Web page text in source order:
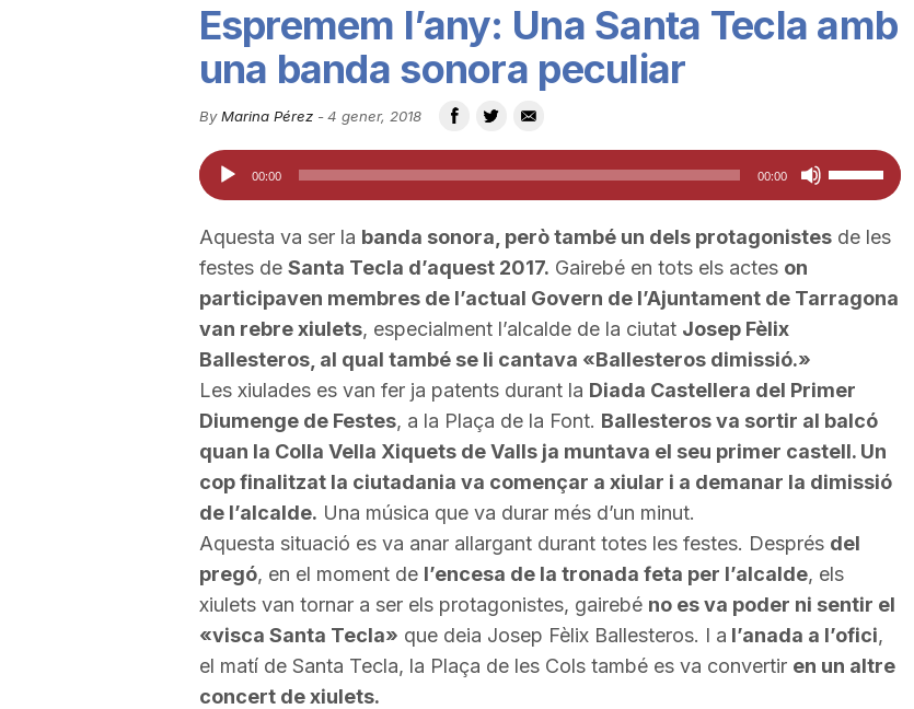
u
t
a
d
e
T
r
r
Espremem l’any: Una Santa Tecla amb
una banda sonora peculiar
By Marina Pérez- 4 gener, 2018
Reproductor
d'àudio
00:00 00:00
Feu
servir
les
de
amunt/cap
avall
per
a
o
disminuir
el
volum.
Aquesta va ser la banda sonora, però també un dels protagonistesde les
festes de Santa Tecla d’aquest 2017. Gairebé en tots els actes on
participaven membres de l’actual Govern de l’Ajuntament de Tarragona
van rebre xiulets, especialment l’alcalde de la ciutat Josep Fèlix
Ballesteros, al qual també se li cantava «Ballesterosdimissió.»
Les xiulades es van fer ja patents durant la Diada Castellera del Primer
Diumenge de Festes, a la Plaça de la Font. Ballesterosva sortir al balcó
quan la Colla Vella Xiquets de Valls ja muntava el seu primer castell. Un
cop finalitzat la ciutadania va començar a xiular i a demanar la dimissió
de l’alcalde. Una música que va durar més d’un minut.
Aquesta situació es va anar allargant durant totes les festes. Després del
pregó, en el moment de l’encesa de la tronada feta per l’alcalde, els
xiulets van tornar a ser els protagonistes, gairebé no es va poder ni sentir el
«visca Santa Tecla» que deia Josep Fèlix Ballesteros. I a l’anada a l’ofici,
el matí de Santa Tecla, la Plaça de les Cols també es va convertir en un altre
concert de xiulets.